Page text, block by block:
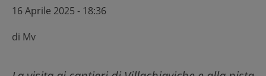
16 Aprile 2025 - 18:36
di Mv